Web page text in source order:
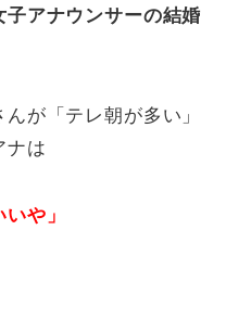
アナウンサーの結婚
が「テレ朝が多い」
ナは
や」